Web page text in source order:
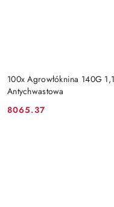
100x Agrowłóknina 140G
Antychwastowa
Cena:
8065.37